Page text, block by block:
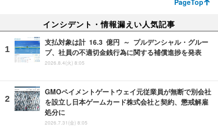
PageTop
インシデント・情報漏えい人気記事
支払対象は計 16.3 億円 ～ プルデンシャル・グルー
プ、社員の不適切金銭行為に関する補償進捗を発表
2026.8.4(火) 8:05
GMOペイメントゲートウェイ元従業員が無断で別会社
を設立し日本ゲームカード株式会社と契約、懲戒解雇
処分に
2026.7.31(金) 8:05